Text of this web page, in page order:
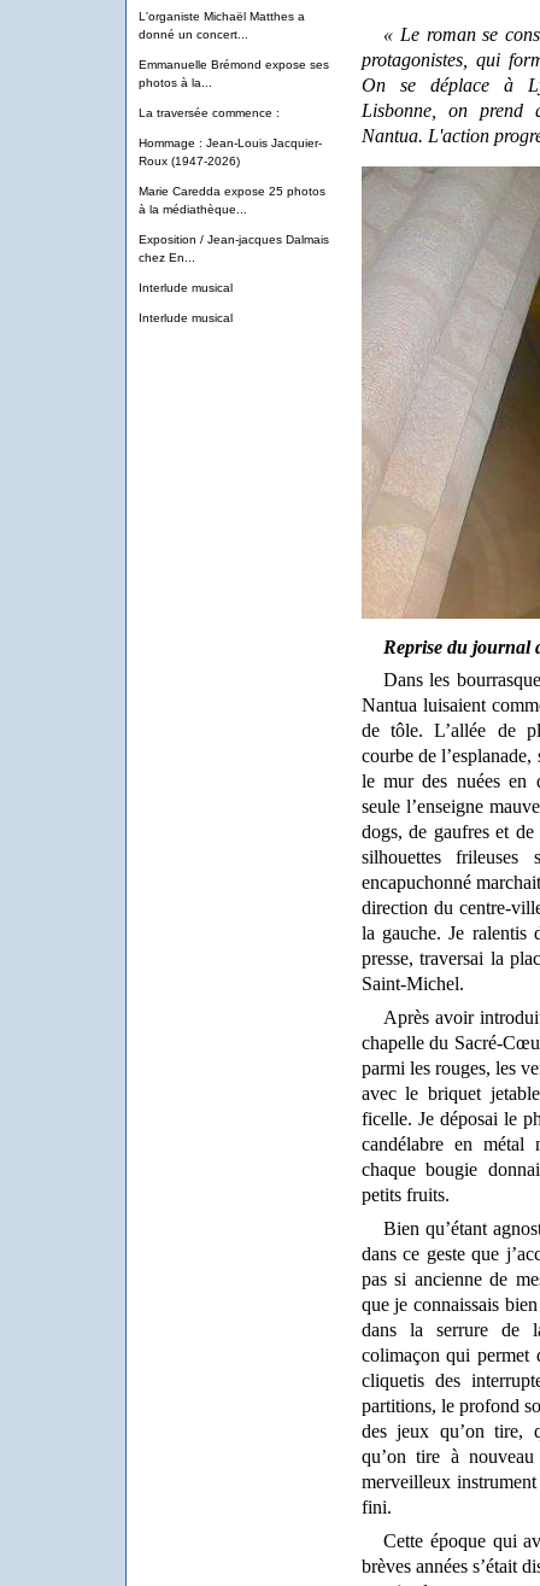
L'organiste Michaël Matthes a
donné un concert...
Emmanuelle Brémond expose ses
photos à la...
La traversée commence :
Hommage : Jean-Louis Jacquier-
Roux (1947-2026)
Marie Caredda expose 25 photos
à la médiathèque...
Exposition / Jean-jacques Dalmais
chez En...
Interlude musical
Interlude musical
« Le roman se
protagonistes, qui
On se déplace à
Lisbonne, on prend
Nantua. L'action
Reprise du journal
Dans les
Nantua luisaient
de tôle. L’allée de
courbe de
le mur des nuées en
seule l’enseigne
dogs, de gaufres et
silhouettes frileuses
encapuchonné
direction du centre-
la gauche. Je
presse, traversai la
Saint-Michel.
Après avoir
chapelle du Sacré-
parmi les rouges, les
avec le briquet
ficelle. Je déposai le
candélabre en
chaque bougie
petits fruits.
Bien qu’étant
dans ce geste que
pas si ancienne de
que je connaissais
dans la serrure de
colimaçon qui permet
cliquetis des
partitions, le profond
des jeux qu’on tire,
qu’on tire à
merveilleux
fini.
Cette époque qui
brèves années s’était